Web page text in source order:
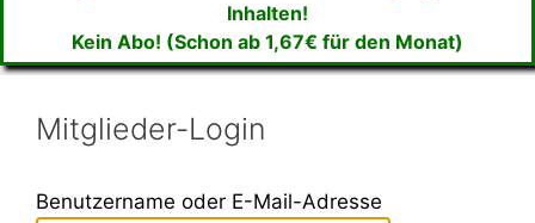
Inhalten!
Kein Abo! (Schon ab 1,67€ für den Monat)
Mitglieder-Login
Benutzername oder E-Mail-Adresse